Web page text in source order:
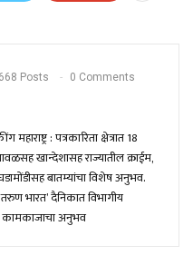
Posts 0 Comments
: पत्रकारिता क्षेत्रात 18
खान्देशासह राज्यातील क्राईम,
बातम्यांचा विशेष अनुभव.
भारत’ दैनिकात विभागीय
कामकाजाचा अनुभव